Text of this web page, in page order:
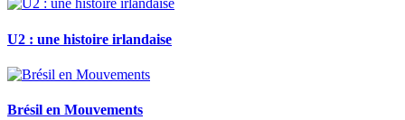
U2 : une histoire irlandaise
Brésil en Mouvements